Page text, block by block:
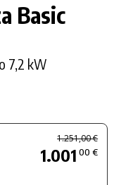
Basic
7,2 kW
1.251,00 €
1.001 00 €